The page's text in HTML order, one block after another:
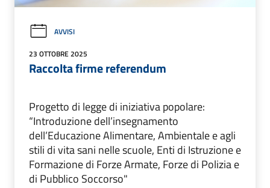
AVVISI
23 OTTOBRE 2025
Raccolta firme referendum
Progetto di legge di iniziativa popolare:
“Introduzione dell’insegnamento
dell’Educazione Alimentare, Ambientale e agli
stili di vita sani nelle scuole, Enti di Istruzione e
Formazione di Forze Armate, Forze di Polizia e
di Pubblico Soccorso"